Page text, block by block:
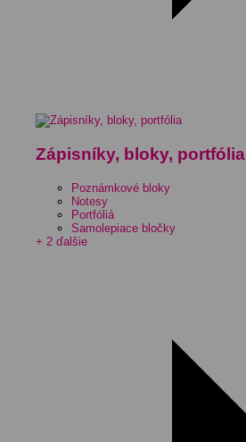
Zápisníky, bloky, portfólia
Poznámkové bloky
Notesy
Portfóliá
Samolepiace bločky
+ 2 ďalšie